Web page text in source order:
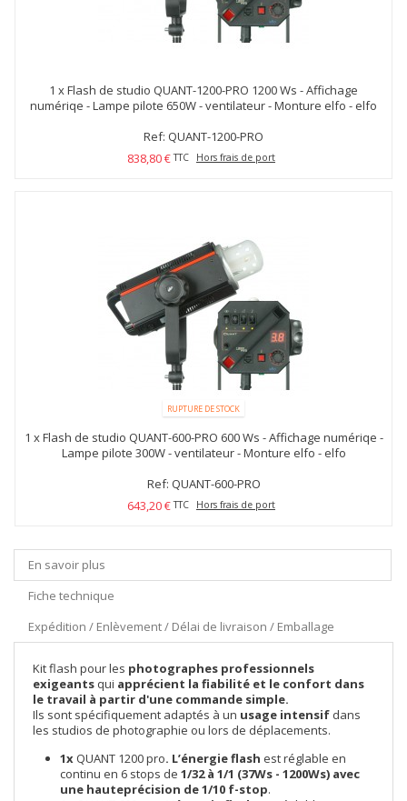
1 xFlash de studio QUANT-1200-PRO 1200 Ws - Affichage
numériqe - Lampe pilote 650W - ventilateur - Monture elfo - elfo
Ref: QUANT-1200-PRO
838,80 €TTC Hors frais de port
RUPTURE DE STOCK
1 xFlash de studio QUANT-600-PRO 600 Ws - Affichage numériqe -
Lampe pilote 300W - ventilateur - Monture elfo - elfo
Ref: QUANT-600-PRO
643,20 €TTC Hors frais de port
En savoir plus
Fiche technique
Expédition / Enlèvement / Délai de livraison / Emballage
Kit flash pour les photographes professionnels
exigeants qui apprécient la fiabilité et le confort dans
le travail à partir d'une commande simple.
Ils sont spécifiquement adaptés à un usage intensif dans
les studios de photographie ou lors de déplacements.
1x QUANT 1200 pro. L’énergie flash est réglable en
continu en 6 stops de 1/32 à 1/1 (37Ws - 1200Ws) avec
une hauteprécision de 1/10 f-stop.